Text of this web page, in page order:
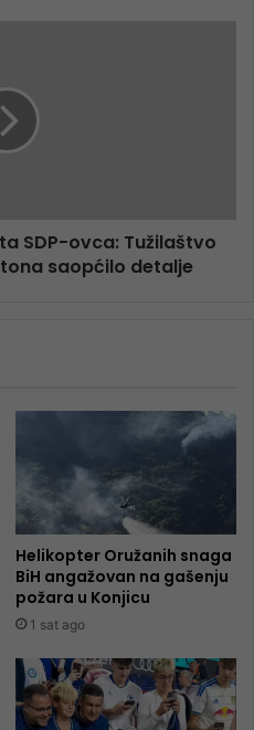
SDP-ovca: Tužilaštvo
saopćilo detalje
Helikopter Oružanih snaga
BiH angažovan na gašenju
požara u Konjicu
1 sat ago